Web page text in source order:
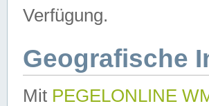
Verfügung.
Geografische
Mit PEGELONLINE